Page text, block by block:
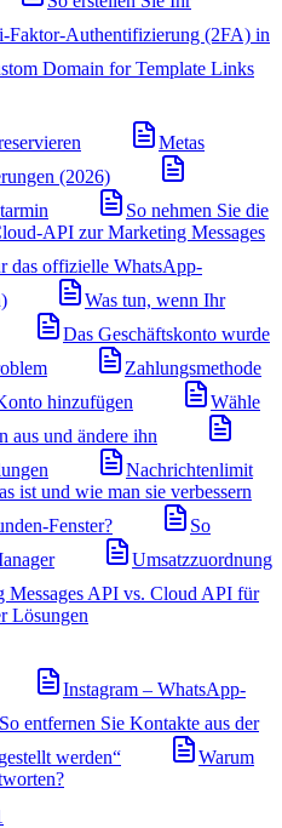
Faktor-Authentifizierung (2FA) in
Domain for Template Links
Metas
(2026)
So nehmen Sie die
API zur Marketing Messages
das offizielle WhatsApp-
Was tun, wenn Ihr
Das Geschäftskonto wurde
Zahlungsmethode
hinzufügen
Wähle
aus und ändere ihn
Nachrichtenlimit
ist und wie man sie verbessern
Fenster?
So
Umsatzzuordnung
Messages API vs. Cloud API für
Lösungen
Instagram – WhatsApp-
So entfernen Sie Kontakte aus der
werden“
Warum